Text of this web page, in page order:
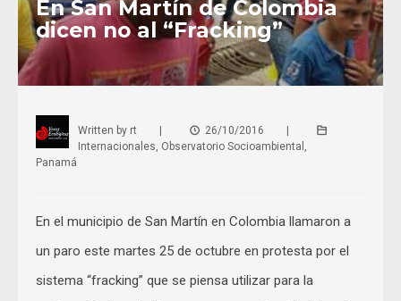
En San Martín de Colombia
dicen no al “Fracking”
Written by rt 26/10/2016
Internacionales, Observatorio Socioambiental ,
Panamá
En el municipio de San Martín en Colombia llamaron a
un paro este martes 25 de octubre en protesta por el
sistema “fracking” que se piensa utilizar para la